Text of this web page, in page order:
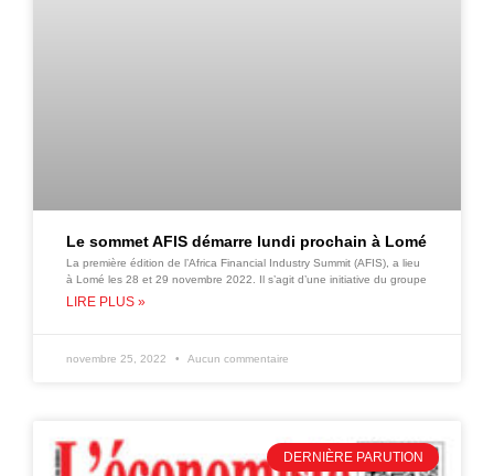
Le sommet AFIS démarre lundi prochain à Lomé
La première édition de l’Africa Financial Industry Summit (AFIS), a lieu
à Lomé les 28 et 29 novembre 2022. Il s’agit d’une initiative du groupe
LIRE PLUS »
novembre 25, 2022 Aucun commentaire
DERNIÈRE PARUTION